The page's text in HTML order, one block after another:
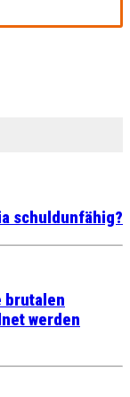
schuldunfähig?
brutalen
werden